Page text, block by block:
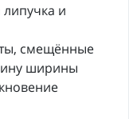
липучка и
смещённые
ширины